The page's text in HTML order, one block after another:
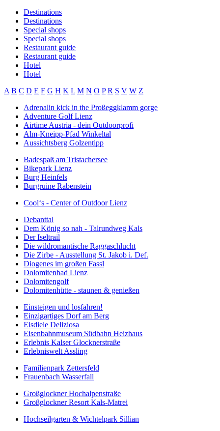
Destinations
Destinations
Special shops
Special shops
Restaurant guide
Restaurant guide
Hotel
Hotel
A B C D E F G H K L M N O P R S V W Z
Adrenalin kick in the Proßeggklamm gorge
Adventure Golf Lienz
Airtime Austria - dein Outdoorprofi
Alm-Kneipp-Pfad Winkeltal
Aussichtsberg Golzentipp
Badespaß am Tristachersee
Bikepark Lienz
Burg Heinfels
Burgruine Rabenstein
Cool‘s - Center of Outdoor Lienz
Debanttal
Dem König so nah - Talrundweg Kals
Der Iseltrail
Die wildromantische Raggaschlucht
Die Zirbe - Ausstellung St. Jakob i. Def.
Diogenes im großen Fassl
Dolomitenbad Lienz
Dolomitengolf
Dolomitenhütte - staunen & genießen
Einsteigen und losfahren!
Einzigartiges Dorf am Berg
Eisdiele Deliziosa
Eisenbahnmuseum Südbahn Heizhaus
Erlebnis Kalser Glocknerstraße
Erlebniswelt Assling
Familienpark Zettersfeld
Frauenbach Wasserfall
Großglockner Hochalpenstraße
Großglockner Resort Kals-Matrei
Hochseilgarten & Wichtelpark Sillian